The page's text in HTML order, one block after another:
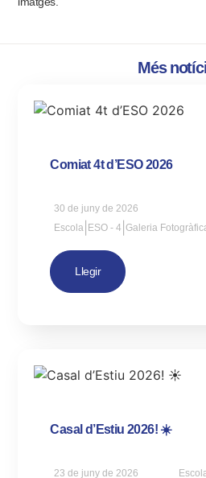
Més
Comiat 4t d’ESO 2026
30 de juny de 2026
Escola ESO - 4 |Galeria
Llegir
Casal d’Estiu 2026! ☀️
23 de juny de 2026